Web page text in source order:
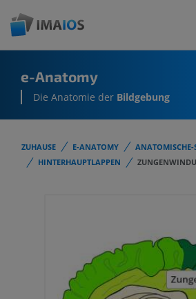
e-Anatomy
Die Anatomie der Bildgebung
ZUHAUSE E-ANATOMY ANATOMISCHE-
HINTERHAUPTLAPPEN